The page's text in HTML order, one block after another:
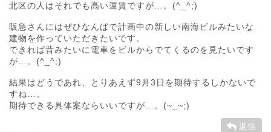
北区の人はそれでも高い運賃ですが…。(^_^;)
阪急さんにはぜひなんばで計画中の新しい南海ビルみたいな
建物を作っていただきたいです。
できれば昔みたいに電車をビルからでてくるのを見たいです
が…。(^_^;)
結果はどうであれ、とりあえず9月3日を期待するしかないで
すね…。
期待できる具体案ならいいですが…。(~_~;)
返信